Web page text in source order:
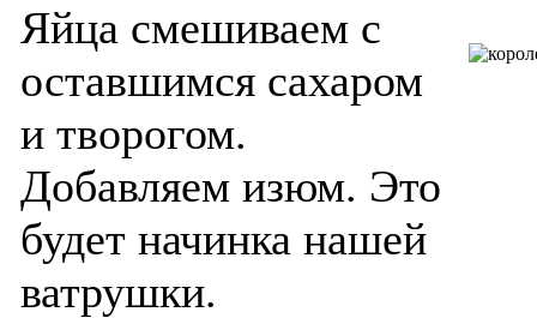
Яйца смешиваем с
оставшимся сахаром
и творогом.
Добавляем изюм. Это
будет начинка нашей
ватрушки.